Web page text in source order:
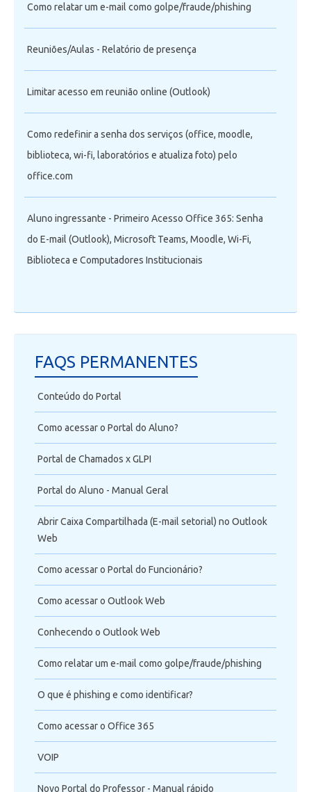
Como relatar um e-mail como golpe/fraude/phishing
Reuniões/Aulas - Relatório de presença
Limitar acesso em reunião online (Outlook)
Como redefinir a senha dos serviços (office, moodle,
biblioteca, wi-fi, laboratórios e atualiza foto) pelo
office.com
Aluno ingressante - Primeiro Acesso Office 365: Senha
do E-mail (Outlook), Microsoft Teams, Moodle, Wi-Fi,
Biblioteca e Computadores Institucionais
FAQS PERMANENTES
Conteúdo do Portal
Como acessar o Portal do Aluno?
Portal de Chamados x GLPI
Portal do Aluno - Manual Geral
Abrir Caixa Compartilhada (E-mail setorial) no Outlook
Web
Como acessar o Portal do Funcionário?
Como acessar o Outlook Web
Conhecendo o Outlook Web
Como relatar um e-mail como golpe/fraude/phishing
O que é phishing e como identificar?
Como acessar o Office 365
VOIP
Novo Portal do Professor - Manual rápido